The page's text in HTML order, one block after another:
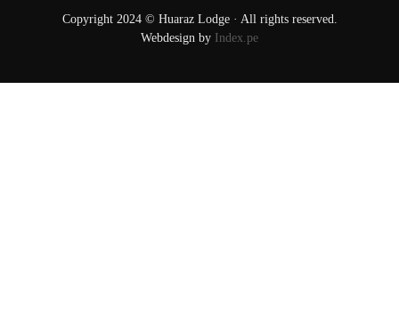
Copyright 2024 © Huaraz Lodge · All rights reserved.
Webdesign by Index.pe